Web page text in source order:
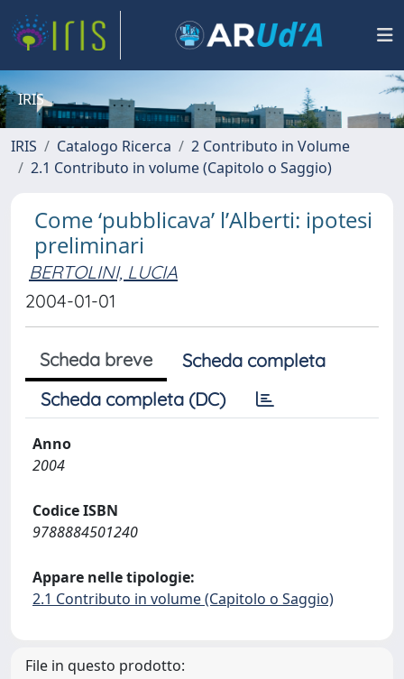
IRIS
IRIS Catalogo Ricerca
2 Contributo in Volume
2.1 Contributo in volume (Capitolo o Saggio)
Come ‘pubblicava’ l’Alberti: ipotesi
preliminari
BERTOLINI, LUCIA
2004-01-01
Scheda breve
Scheda completa
Scheda completa (DC)
Anno
2004
Codice ISBN
9788884501240
Appare nelle tipologie:
2.1 Contributo in volume (Capitolo o Saggio)
File in questo prodotto: